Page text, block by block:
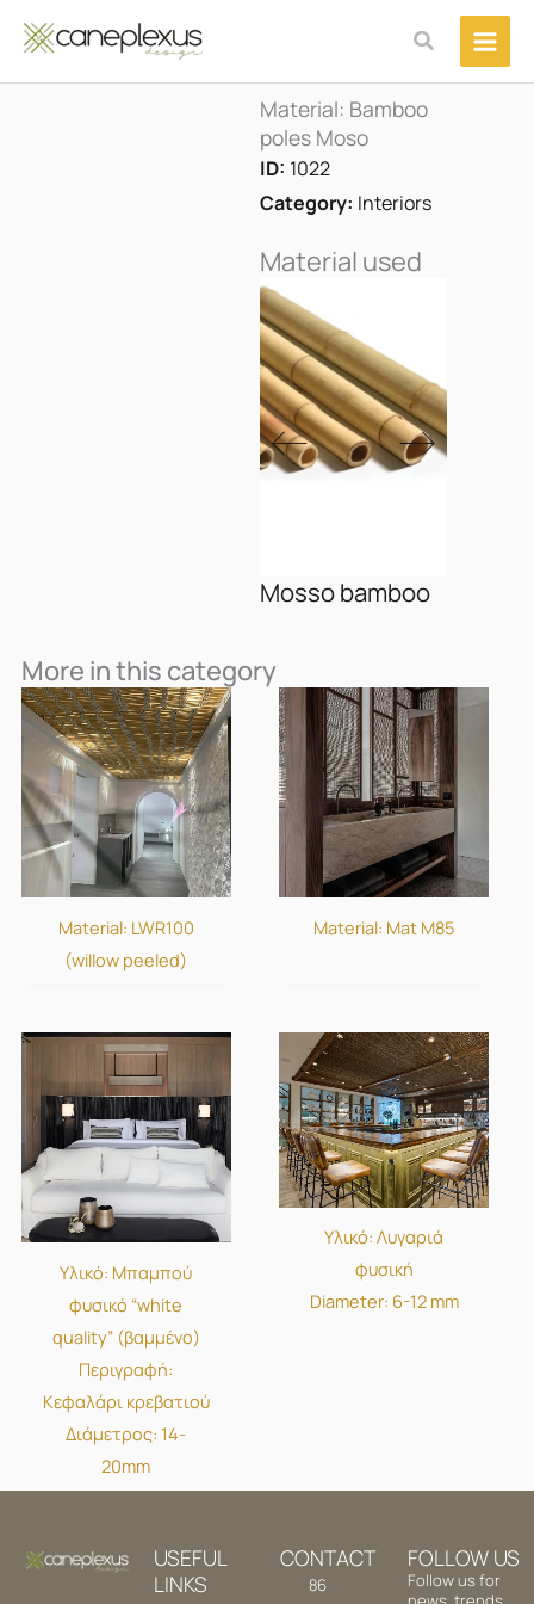
στο
περιεχόμενο
Αναζήτηση
Material: Bamboo
poles Moso
ID: 1022
Category: Interiors
Material used
Mosso bamboo
More in this category
Material: LWR100
(willow peeled)
Material: Mat M85
Υλικό: Μπαμπού
φυσικό “white
quality” (βαμμένο)
Περιγραφή:
Κεφαλάρι κρεβατιού
Διάμετρος: 14-
20mm
Υλικό: Λυγαριά
φυσική
Diameter: 6-12 mm
USEFUL
LINKS
CONTACT
86
FOLLOW US
Follow us for